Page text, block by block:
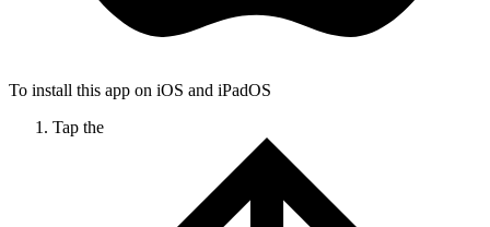
To install this app on iOS and iPadOS
Tap the